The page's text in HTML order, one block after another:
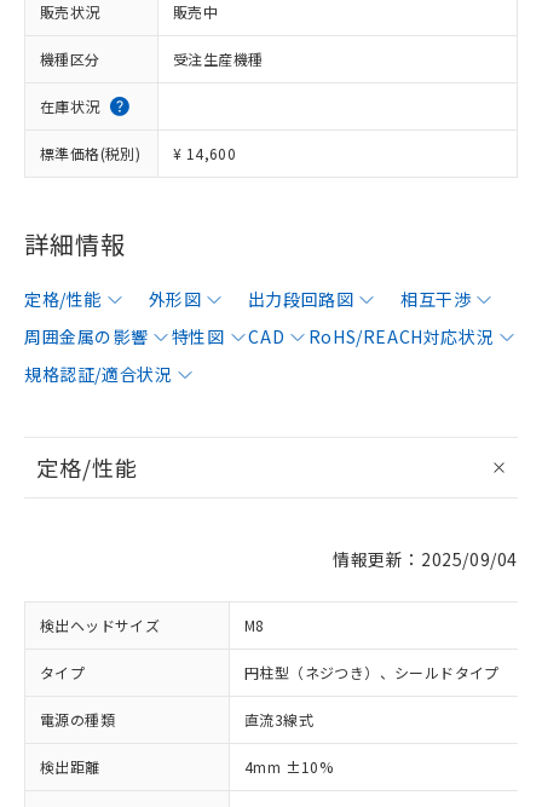
販売状況 販売中
機種区分 受注生産機種
在庫状況
標準価格(税別) ¥ 14,600
詳細情報
定格/性能 外形図 出力段回路図
相互干渉
周囲金属の影響
特性図 CAD
RoHS/REACH対応状況
規格認証/適合状況
定格/性能
情報更新：2025/09/04
検出ヘッドサイズ M8
タイプ 円柱型（ネジつき）、シールドタイプ
電源の種類 直流3線式
検出距離 4mm ±10%